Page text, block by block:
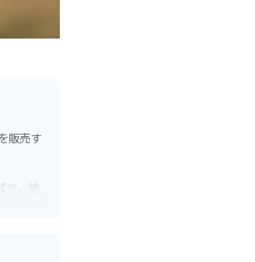
販売す
や、地